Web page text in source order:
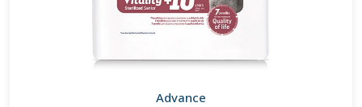
Advance